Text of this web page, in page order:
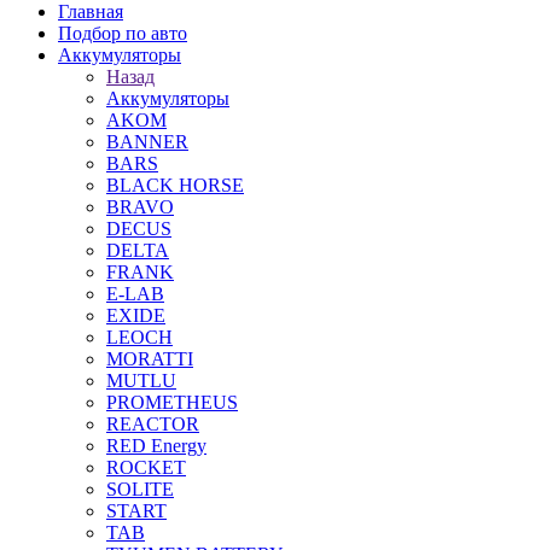
Главная
Подбор по авто
Аккумуляторы
Назад
Аккумуляторы
AKOM
BANNER
BARS
BLACK HORSE
BRAVO
DECUS
DELTA
FRANK
E-LAB
EXIDE
LEOCH
MORATTI
MUTLU
PROMETHEUS
REACTOR
RED Energy
ROCKET
SOLITE
START
TAB